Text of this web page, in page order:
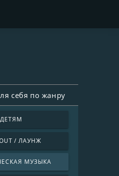
себя по жанру
ДЕТЯМ
/ ЛАУНЖ
МУЗЫКА